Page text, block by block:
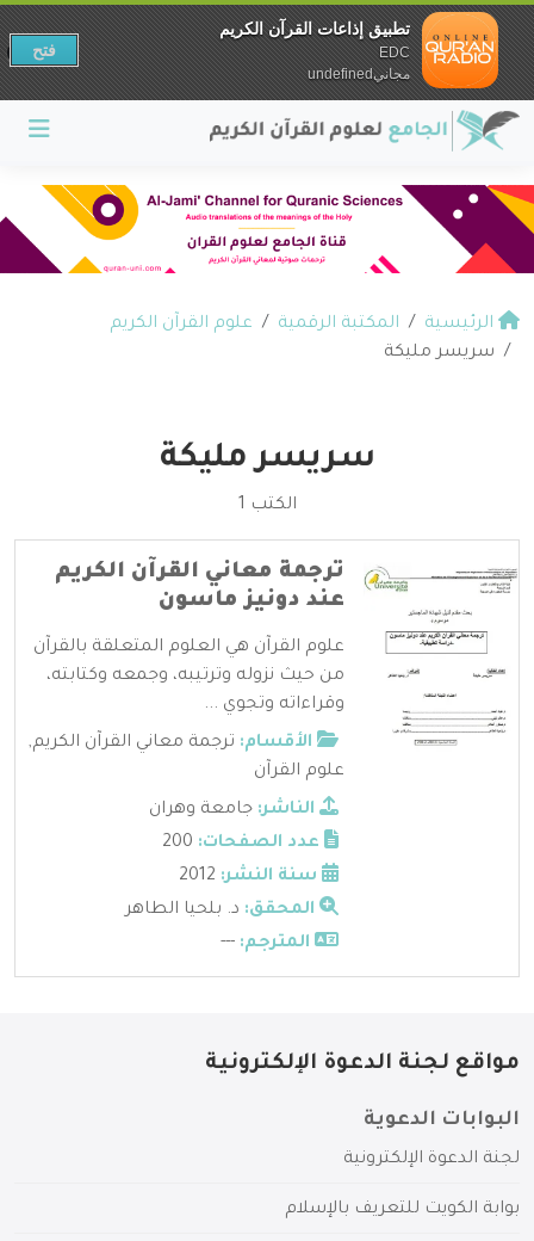
الرئيسية المكتبة الرقمية
علوم القرآن الكريم
سريسر مليكة
سريسر مليكة
الكتب 1
ترجمة معاني القرآن الكريم
عند دونيز ماسون
علوم القرآن هي العلوم المتعلقة بالقرآن
من حيث نزوله وترتيبه، وجمعه وكتابته،
وقراءاته وتجوي ...
الأقسام: ترجمة معاني القرآن الكريم,
علوم القرآن
الناشر: جامعة وهران
عدد الصفحات:
سنة النشر:
المحقق: د. بلحيا الطاهر
المترجم: ---
مواقع لجنة الدعوة الإلكترونية
البوابات الدعوية
لجنة الدعوة الإلكترونية
بوابة الكويت للتعريف بالإسلام
تطبيق إذاعات القرآن الكريم
EDC
مجانيundefined
فتح